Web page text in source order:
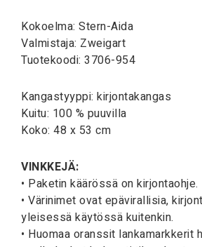
Kokoelma: Stern-Aida
Valmistaja: Zweigart
Tuotekoodi: 3706-954
Kangastyyppi: kirjontakangas
Kuitu: 100 % puuvilla
Koko: 48 x 53 cm
VINKKEJÄ:
• Paketin käärössä on kirjontaohje.
• Värinimet ovat epävirallisia,
yleisessä käytössä kuitenkin.
• Huomaa oranssit lankamarkkerit